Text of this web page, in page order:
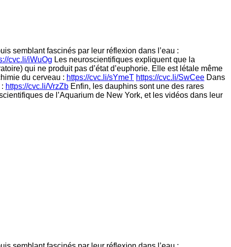
semblant fascinés par leur réflexion dans l’eau :
cvc.li/iWuOg Les neuroscientifiques expliquent que la
qui ne produit pas d’état d’euphorie. Elle est létale même
du cerveau : https://cvc.li/sYmeT https://cvc.li/SwCee Dans
https://cvc.li/VrzZb Enfin, les dauphins sont une des rares
de l’Aquarium de New York, et les vidéos dans leur